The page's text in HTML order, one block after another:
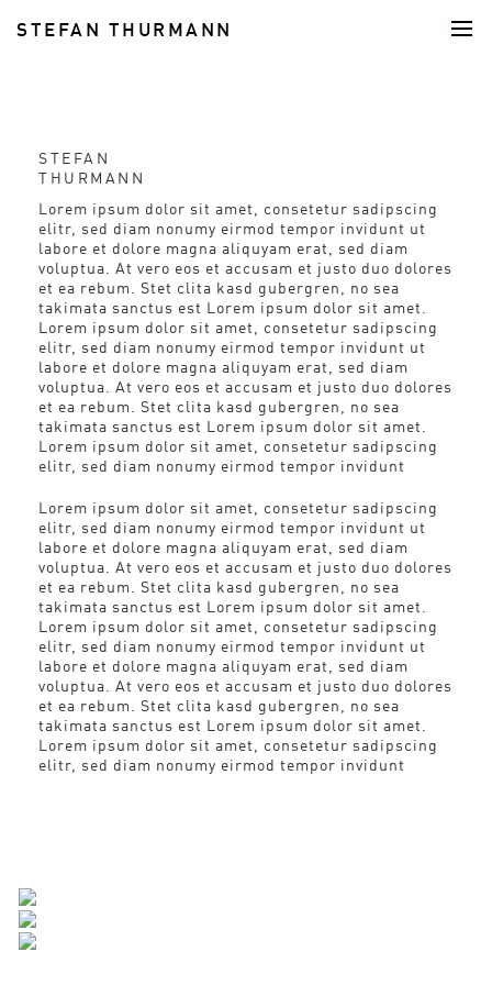
STEFAN THURMANN
FOOD
STEFAN
THURMANN
Lorem ipsum dolor sit amet, consetetur sadipscing
elitr, sed diam nonumy eirmod tempor invidunt ut
labore et dolore magna aliquyam erat, sed diam
voluptua. At vero eos et accusam et justo duo dolores
et ea rebum. Stet clita kasd gubergren, no sea
takimata sanctus est Lorem ipsum dolor sit amet.
Lorem ipsum dolor sit amet, consetetur sadipscing
elitr, sed diam nonumy eirmod tempor invidunt ut
labore et dolore magna aliquyam erat, sed diam
voluptua. At vero eos et accusam et justo duo dolores
et ea rebum. Stet clita kasd gubergren, no sea
takimata sanctus est Lorem ipsum dolor sit amet.
Lorem ipsum dolor sit amet, consetetur sadipscing
elitr, sed diam nonumy eirmod tempor invidunt
Lorem ipsum dolor sit amet, consetetur sadipscing
elitr, sed diam nonumy eirmod tempor invidunt ut
labore et dolore magna aliquyam erat, sed diam
voluptua. At vero eos et accusam et justo duo dolores
et ea rebum. Stet clita kasd gubergren, no sea
takimata sanctus est Lorem ipsum dolor sit amet.
Lorem ipsum dolor sit amet, consetetur sadipscing
elitr, sed diam nonumy eirmod tempor invidunt ut
labore et dolore magna aliquyam erat, sed diam
voluptua. At vero eos et accusam et justo duo dolores
et ea rebum. Stet clita kasd gubergren, no sea
takimata sanctus est Lorem ipsum dolor sit amet.
Lorem ipsum dolor sit amet, consetetur sadipscing
elitr, sed diam nonumy eirmod tempor invidunt